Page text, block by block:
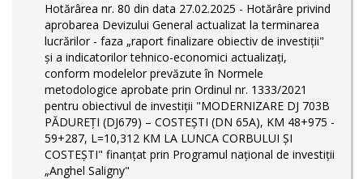
Hotărârea nr. 80 din data 27.02.2025 - Hotărâre privind
aprobarea Devizului General actualizat la terminarea
lucrărilor - faza „raport finalizare obiectiv de investiţii"
și a indicatorilor tehnico-economici actualizați,
conform modelelor prevăzute în Normele
metodologice aprobate prin Ordinul nr. 1333/2021
pentru obiectivul de investiții "MODERNIZARE DJ 703B
PĂDUREȚI (DJ679) – COSTEȘTI (DN 65A), KM 48+975 -
59+287, L=10,312 KM LA LUNCA CORBULUI ȘI
COSTEȘTI" finanțat prin Programul național de investiții
„Anghel Saligny"